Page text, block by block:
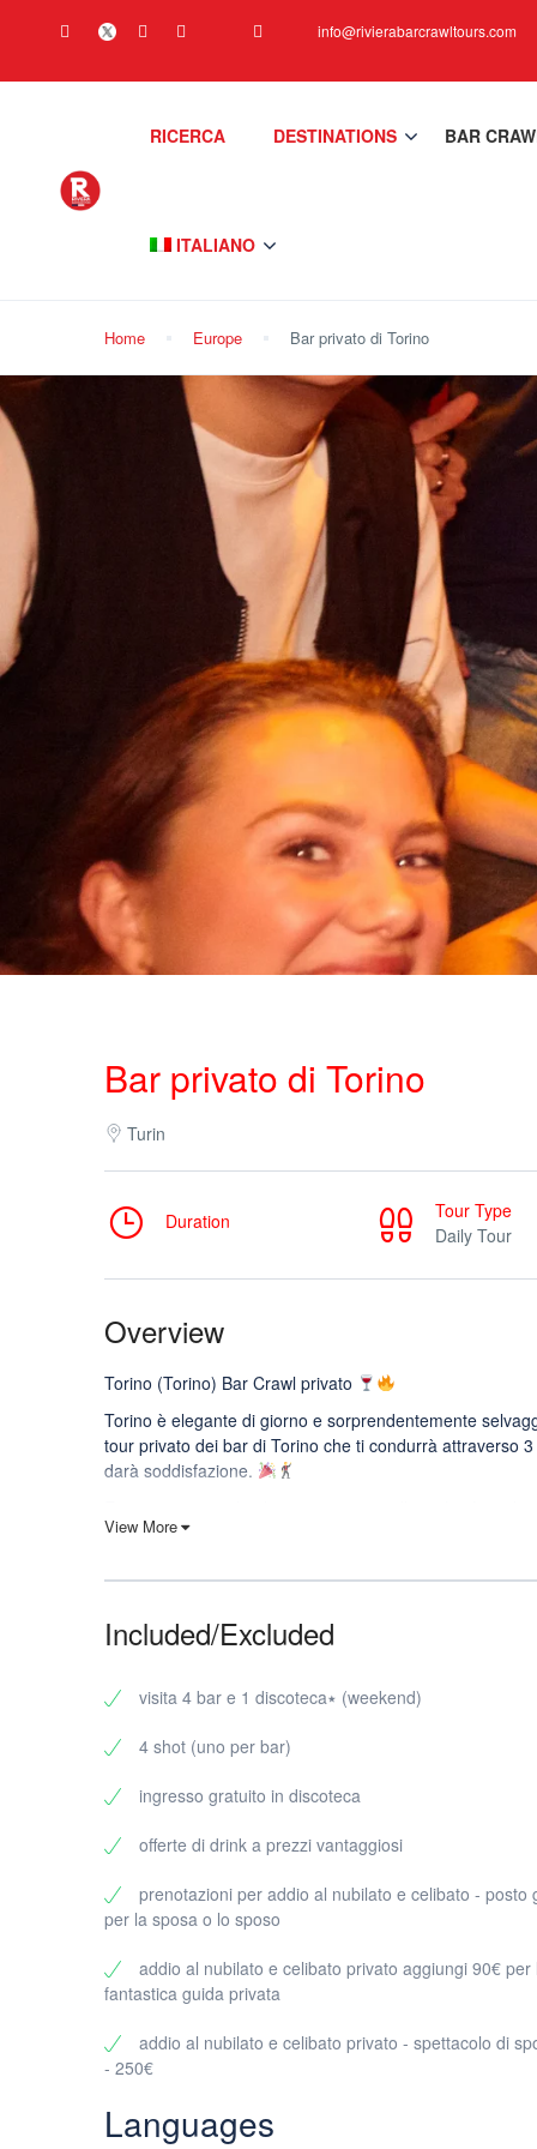
info@rivierabarcrawltours.com
RICERCA DESTINATIONS BAR
ITALIANO
Home Europe Bar privato di Torino
Bar privato di Torino
Turin
Duration
Tour Type
Daily Tour
Overview
Torino (Torino) Bar Crawl privato
Torino è elegante di giorno e sorprendentemente
tour privato dei bar di Torino che ti condurrà attraverso
darà soddisfazione.
Il tuo bar crawl privato a Torino (Torino) include:
3 bar (selezionati per l’atmosfera, l’energia e il
1 club per finire alla grande
Un percorso fluido per non perdere mai lo slancio
Semplice e trasparente:
35€ per partecipante
Ideale per:
Addio al celibato/nubilato
Compleanni
Serate aziendali in team
Perché prenotare un bar crawl privato a Torino con noi?
Torino ha una fiorente vita notturna, ma trovare i posti
farlo tu.
Piano pronto per l’uso: niente discussioni o ricerche
View More
Included/Excluded
visita 4 bar e 1 discoteca٭ (weekend)
4 shot (uno per bar)
ingresso gratuito in discoteca
offerte di drink a prezzi vantaggiosi
prenotazioni per addio al nubilato e celibato - posto
per la sposa o lo sposo
addio al nubilato e celibato privato aggiungi 90€ per
fantastica guida privata
addio al nubilato e celibato privato - spettacolo di
- 250€
Languages